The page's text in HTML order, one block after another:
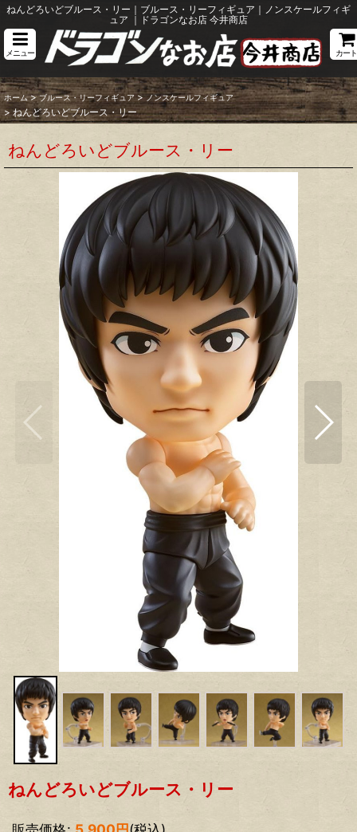
ねんどろいどブルース・リー｜ブルース・リーフィギュア｜ノンスケールフィギ
ュア ｜ドラゴンなお店 今井商店
メニュー カート
ホーム > ブルース・リーフィギュア > ノンスケールフィギュア
> ねんどろいどブルース・リー
ねんどろいどブルース・リー
ねんどろいどブルース・リー